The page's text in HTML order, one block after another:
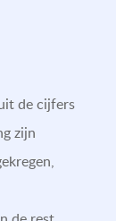
de cijfers
zijn